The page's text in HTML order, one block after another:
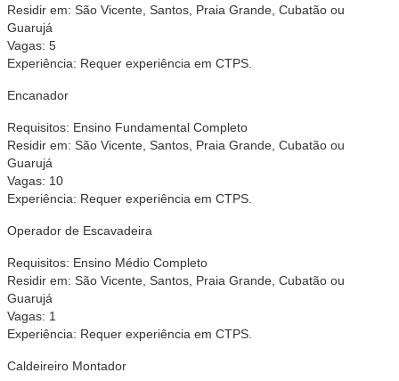
Residir em: São Vicente, Santos, Praia Grande, Cubatão ou
Guarujá
Vagas: 5
Experiência: Requer experiência em CTPS.
Encanador
Requisitos: Ensino Fundamental Completo
Residir em: São Vicente, Santos, Praia Grande, Cubatão ou
Guarujá
Vagas: 10
Experiência: Requer experiência em CTPS.
Operador de Escavadeira
Requisitos: Ensino Médio Completo
Residir em: São Vicente, Santos, Praia Grande, Cubatão ou
Guarujá
Vagas: 1
Experiência: Requer experiência em CTPS.
Caldeireiro Montador